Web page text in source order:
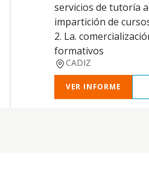
servicios de tutoría
impartición de
2. La.
formativos
CADIZ
VER INFORME